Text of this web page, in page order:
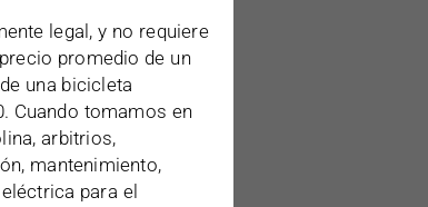
legal, y no requiere
promedio de un
una bicicleta
Cuando tomamos en
arbitrios,
mantenimiento,
para el